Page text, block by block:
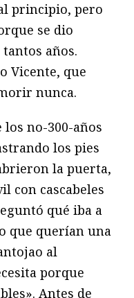
principio, pero
se dio
años.
Vicente, que
nunca.
no-300-años
los pies
la puerta,
con cascabeles
qué iba a
que querían una
al
porque
Antes de